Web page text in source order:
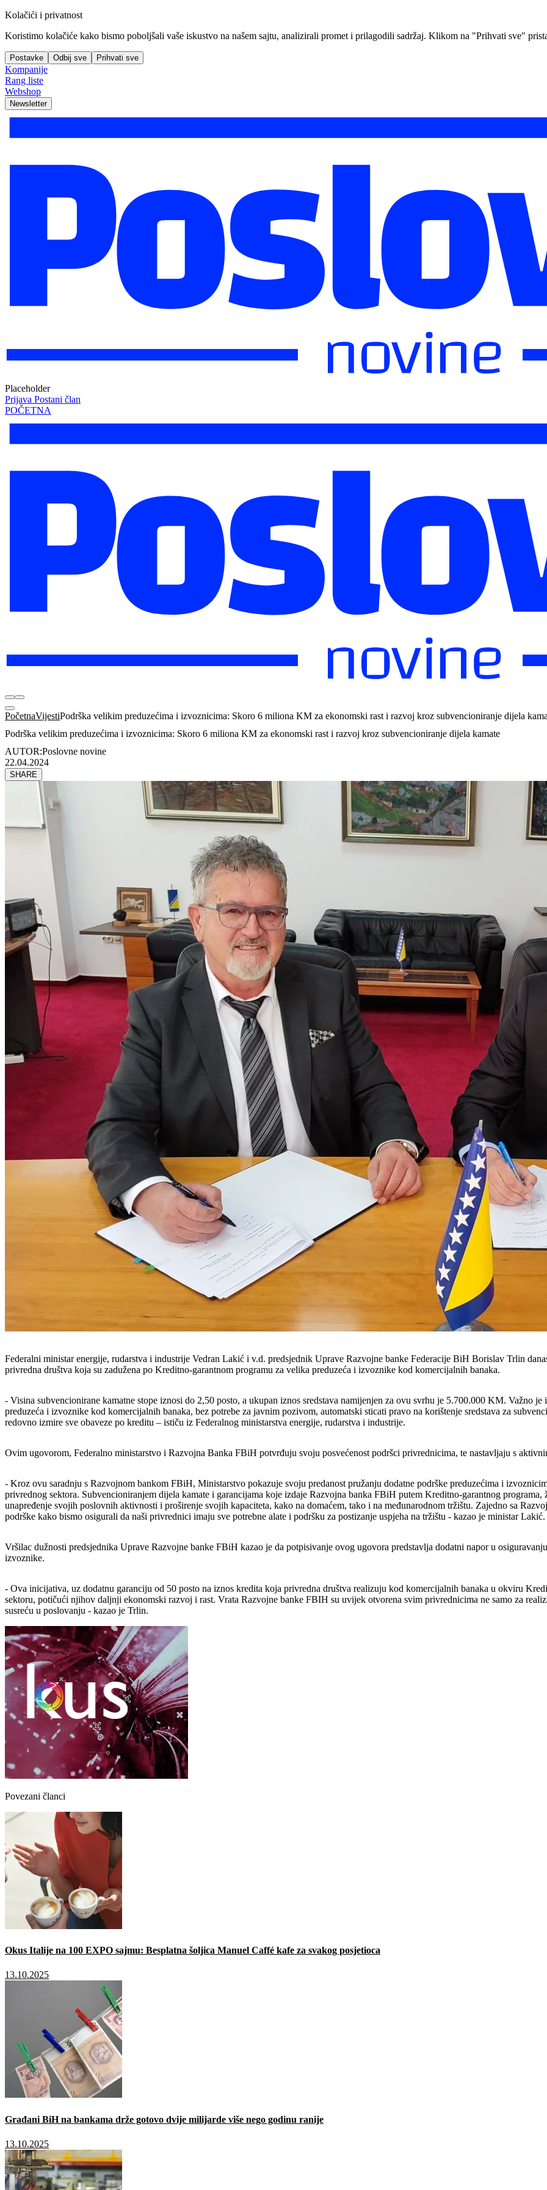
Kolačići i privatnost
Koristimo kolačiće kako bismo poboljšali vaše iskustvo na našem sajtu, analizirali promet i prilagodili sadržaj. Klikom na "Prihvati sve"
Postavke Odbij sve Prihvati sve
Kompanije
Rang liste
Webshop
Newsletter
Placeholder
Prijava Postani član
POČETNA
PočetnaVijestiPodrška velikim preduzećima i izvoznicima: Skoro 6 miliona KM za ekonomski rast i razvoj kroz subvencioniranje dijela
Podrška velikim preduzećima i izvoznicima: Skoro 6 miliona KM za ekonomski rast i razvoj kroz subvencioniranje dijela kamate
AUTOR:Poslovne novine
22.04.2024
SHARE
Federalni ministar energije, rudarstva i industrije Vedran Lakić i v.d. predsjednik Uprave Razvojne banke Federacije BiH Borislav Trlin
privredna društva koja su zadužena po Kreditno-garantnom programu za velika preduzeća i izvoznike kod komercijalnih banaka.
- Visina subvencionirane kamatne stope iznosi do 2,50 posto, a ukupan iznos sredstava namijenjen za ovu svrhu je 5.700.000 KM. Važno
preduzeća i izvoznike kod komercijalnih banaka, bez potrebe za javnim pozivom, automatski sticati pravo na korištenje sredstava za
redovno izmire sve obaveze po kreditu – ističu iz Federalnog ministarstva energije, rudarstva i industrije.
Ovim ugovorom, Federalno ministarstvo i Razvojna Banka FBiH potvrđuju svoju posvećenost podršci privrednicima, te nastavljaju s
- Kroz ovu saradnju s Razvojnom bankom FBiH, Ministarstvo pokazuje svoju predanost pružanju dodatne podrške preduzećima i
privrednog sektora. Subvencioniranjem dijela kamate i garancijama koje izdaje Razvojna banka FBiH putem Kreditno-garantnog
unapređenje svojih poslovnih aktivnosti i proširenje svojih kapaciteta, kako na domaćem, tako i na međunarodnom tržištu. Zajedno sa
podrške kako bismo osigurali da naši privrednici imaju sve potrebne alate i podršku za postizanje uspjeha na tržištu - kazao je ministar Lakić.
Vršilac dužnosti predsjednika Uprave Razvojne banke FBiH kazao je da potpisivanje ovog ugovora predstavlja dodatni napor u
izvoznike.
- Ova inicijativa, uz dodatnu garanciju od 50 posto na iznos kredita koja privredna društva realizuju kod komercijalnih banaka u okviru
sektoru, potičući njihov daljnji ekonomski razvoj i rast. Vrata Razvojne banke FBIH su uvijek otvorena svim privrednicima ne samo za
susreću u poslovanju - kazao je Trlin.
Povezani članci
Okus Italije na 100 EXPO sajmu: Besplatna šoljica Manuel Caffé kafe za svakog posjetioca
13.10.2025
Građani BiH na bankama drže gotovo dvije milijarde više nego godinu ranije
13.10.2025